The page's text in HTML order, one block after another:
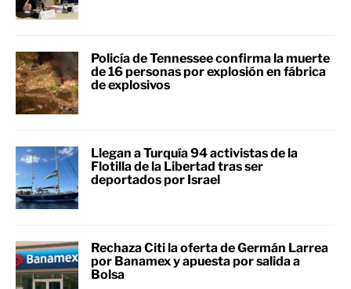
Policía de Tennessee confirma la muerte
de 16 personas por explosión en fábrica
de explosivos
Llegan a Turquía 94 activistas de la
Flotilla de la Libertad tras ser
deportados por Israel
Rechaza Citi la oferta de Germán Larrea
por Banamex y apuesta por salida a
Bolsa